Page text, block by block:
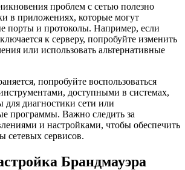
проблем с сетью полезно
в приложениях, которые могут
порты и протоколы. Например, если
к серверу, попробуйте изменить
или использовать альтернативные
попробуйте воспользоваться
доступными в системах,
для диагностики сети или
программы. Важно следить за
и настройками, чтобы обеспечить
сетевых сервисов.
Брандмауэра